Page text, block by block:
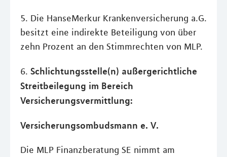
5. Die HanseMerkur Krankenversicherung a.G.
besitzt eine indirekte Beteiligung von über
zehn Prozent an den Stimmrechten von MLP.
6. Schlichtungsstelle(n) außergerichtliche
Streitbeilegung im Bereich
Versicherungsvermittlung:
Versicherungsombudsmann e. V.
Die MLP Finanzberatung SE nimmt am